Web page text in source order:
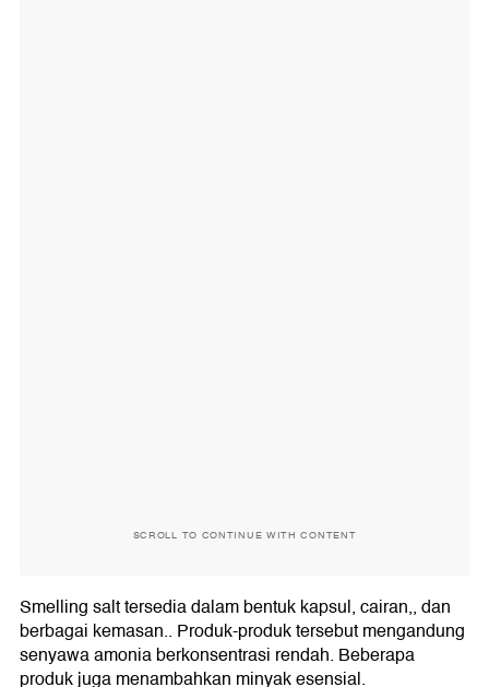
SCROLL TO CONTINUE WITH CONTENT
Smelling salt tersedia dalam bentuk kapsul, cairan,, dan
berbagai kemasan.. Produk-produk tersebut mengandung
senyawa amonia berkonsentrasi rendah. Beberapa
produk juga menambahkan minyak esensial.